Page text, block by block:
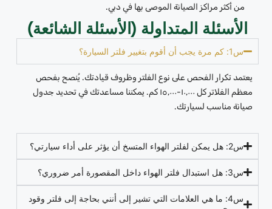
من أكثر مراكز الصيانة الموصى بها في دبي.
الأسئلة المتداولة (الأسئلة الشائعة)
س1: كم مرة يجب أن أقوم بتغيير فلتر السيارة؟
يعتمد تكرار الفحص على نوع الفلتر وظروف قيادتك. يُنصح بفحص
معظم الفلاتر كل ١٠,٠٠٠-١٥,٠٠٠ كم. يمكننا مساعدتك في تحديد جدول
صيانة مناسب لسيارتك.
س2: هل يمكن لفلتر الهواء المتسخ أن يؤثر على أداء سيارتي؟
س3: هل استبدال فلتر الهواء داخل المقصورة أمر ضروري؟
س4: ما هي العلامات التي تشير إلى أنني بحاجة إلى فلتر وقود